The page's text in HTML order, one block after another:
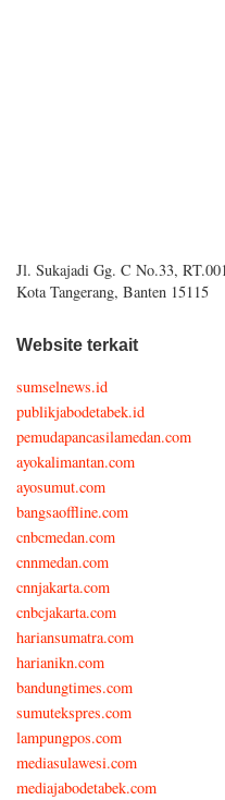
Jl. Sukajadi Gg. C No.33,
Kota Tangerang, Banten 15115
Website terkait
sumselnews.id
publikjabodetabek.id
pemudapancasilamedan.com
ayokalimantan.com
ayosumut.com
bangsaoffline.com
cnbcmedan.com
cnnmedan.com
cnnjakarta.com
cnbcjakarta.com
hariansumatra.com
harianikn.com
bandungtimes.com
sumutekspres.com
lampungpos.com
mediasulawesi.com
mediajabodetabek.com